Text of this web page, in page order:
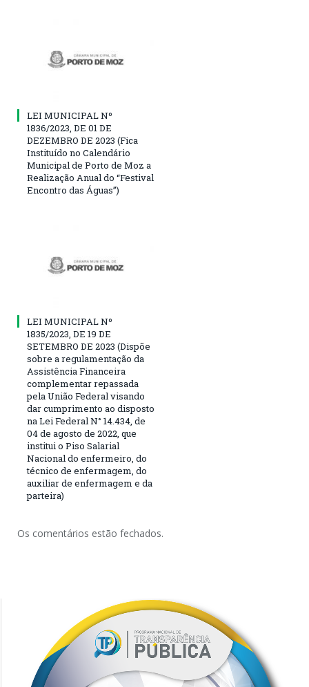
LEI MUNICIPAL Nº
1836/2023, DE 01 DE
DEZEMBRO DE 2023 (Fica
Instituído no Calendário
Municipal de Porto de Moz a
Realização Anual do “Festival
Encontro das Águas”)
LEI MUNICIPAL Nº
1835/2023, DE 19 DE
SETEMBRO DE 2023 (Dispõe
sobre a regulamentação da
Assistência Financeira
complementar repassada
pela União Federal visando
dar cumprimento ao disposto
na Lei Federal N° 14.434, de
04 de agosto de 2022, que
institui o Piso Salarial
Nacional do enfermeiro, do
técnico de enfermagem, do
auxiliar de enfermagem e da
parteira)
Os comentários estão fechados.